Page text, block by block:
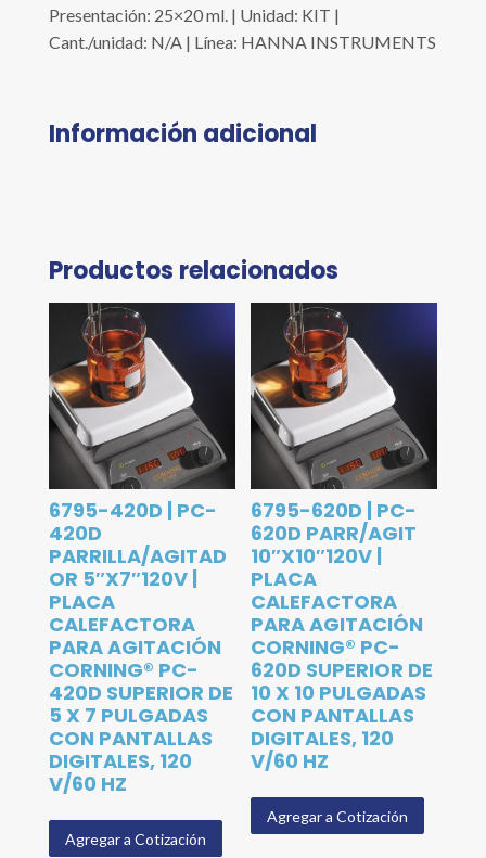
Presentación: 25×20 ml. | Unidad: KIT |
Cant./unidad: N/A | Línea: HANNA INSTRUMENTS
Información adicional
Productos relacionados
6795-420D | PC-
420D
PARRILLA/AGITAD
OR 5″X7″120V |
PLACA
CALEFACTORA
PARA AGITACIÓN
CORNING® PC-
420D SUPERIOR DE
5 X 7 PULGADAS
CON PANTALLAS
DIGITALES, 120
V/60 HZ
Agregar a Cotización
6795-620D | PC-
620D PARR/AGIT
10″X10″120V |
PLACA
CALEFACTORA
PARA AGITACIÓN
CORNING® PC-
620D SUPERIOR DE
10 X 10 PULGADAS
CON PANTALLAS
DIGITALES, 120
V/60 HZ
Agregar a Cotización